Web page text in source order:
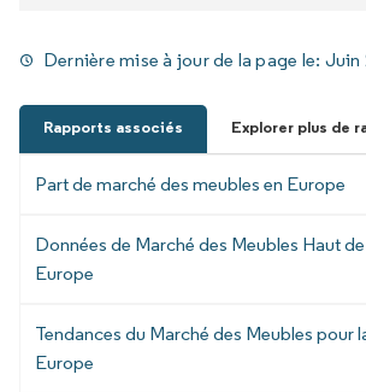
Dernière mise à jour de la page le: Juin
Rapports associés Explorer plus de
Part de marché des meubles en Europe
Données de Marché des Meubles Haut
Europe
Tendances du Marché des Meubles pour
Europe